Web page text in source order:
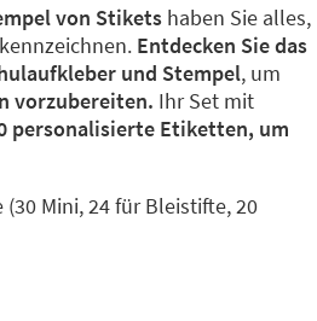
von Stikets haben Sie alles,
Entdecken Sie das
und Stempel, um
vorzubereiten. Ihr Set mit
personalisierte Etiketten, um
Mini, 24 für Bleistifte, 20